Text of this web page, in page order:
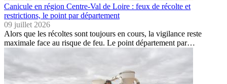
Canicule en région Centre-Val de Loire : feux de récolte et
restrictions, le point par département
09 juillet 2026
Alors que les récoltes sont toujours en cours, la vigilance reste
maximale face au risque de feu. Le point département par…